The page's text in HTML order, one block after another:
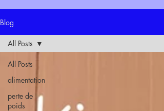
Blog
All Posts
alimentation
perte de
poids
All Posts